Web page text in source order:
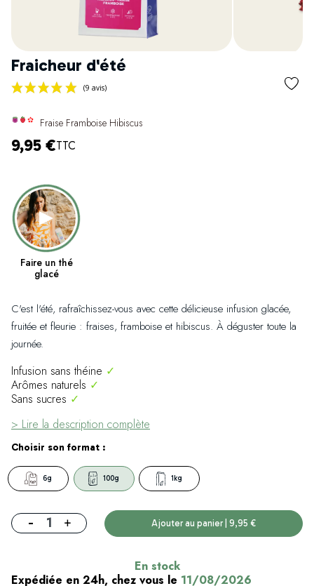
Fraicheur d'été
Fraise Framboise Hibiscus
9,95 €TTC
Faire un thé
glacé
C'est l'été, rafraîchissez-vous avec cette délicieuse infusion glacée,
fruitée et fleurie : fraises, framboise et hibiscus. À déguster toute la
journée.
Infusion sans théine ✓
Arômes naturels ✓
Sans sucres ✓
> Lire la description complète
Choisir son format :
6g 100g 1kg
- + Ajouter au panier | 9,95 €
En stock
Expédiée en 24h, chez vous le 11/08/2026